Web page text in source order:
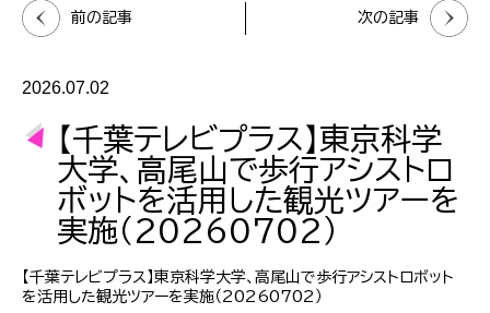
前の記事 次の記事
2026.07.02
【千葉テレビプラス】東京科学
大学、高尾山で歩行アシストロ
ボットを活用した観光ツアーを
実施（20260702）
【千葉テレビプラス】東京科学大学、高尾山で歩行アシストロボット
を活用した観光ツアーを実施（20260702）